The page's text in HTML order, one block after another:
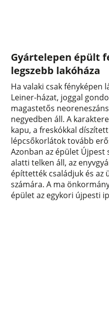
Gyártelepen épült
legszebb lakóháza
Ha valaki csak fényképen
Leiner-házat, joggal
magastetős
negyedben áll. A
kapu, a freskókkal
lépcsőkorlátok tovább
Azonban az épület Újpest
alatti telken áll, az
építtették családjuk és az
számára. A ma
épület az egykori újpesti